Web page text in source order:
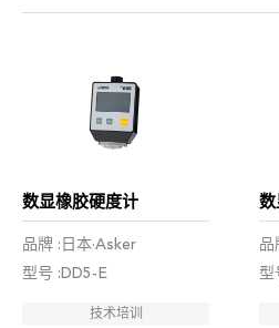
数显橡胶硬度计
品牌 :日本·Asker
型号 :DD5-E
技术培训
数
品
型